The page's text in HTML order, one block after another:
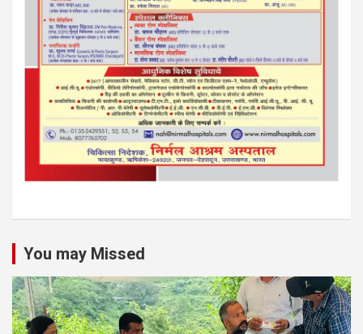
You may Missed